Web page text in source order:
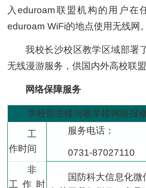
入eduroam联盟机构的用户在
eduroam WiFi的地点使用无线网。
我校长沙校区教学区域部署
无线漫游服务，供国内外高校联盟
网络保障服务
学校宿舍楼与教学楼网络报
工
作时间
服务电话：
0731-87027110
非
工作时
国防科大信息化